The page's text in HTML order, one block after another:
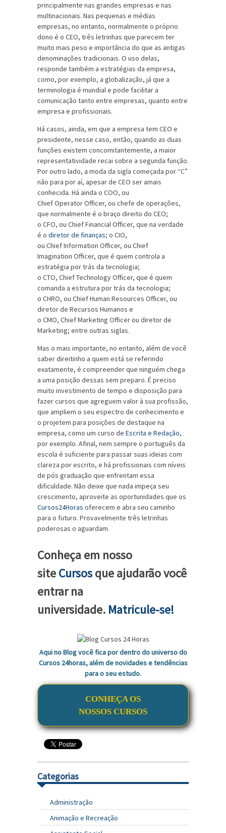
principalmente nas grandes empresas e nas
multinacionais. Nas pequenas e médias
empresas, no entanto, normalmente o próprio
dono é o CEO, três letrinhas que parecem ter
muito mais peso e importância do que as antigas
denominações tradicionais. O uso delas,
responde também a estratégias da empresa,
como, por exemplo, a globalização, já que a
terminologia é mundial e pode facilitar a
comunicação tanto entre empresas, quanto entre
empresa e profissionais.
Há casos, ainda, em que a empresa tem CEO e
presidente, nesse caso, então, quando as duas
funções existem concomitantemente, a maior
representatividade recai sobre a segunda função.
Por outro lado, a moda da sigla começada por “C”
não para por aí, apesar de CEO ser amais
conhecida. Há ainda o COO, ou
Chief Operator Officer, ou chefe de operações,
que normalmente é o braço direito do CEO;
o CFO, ou Chief Financial Officer, que na verdade
é o diretor de finanças; o CIO,
ou Chief Information Officer, ou Chief
Imagination Officer, que é quem controla a
estratégia por trás da tecnologia;
o CTO, Chief Technology Officer, que é quem
comanda a estrutura por trás da tecnologia;
o CHRO, ou Chief Human Resources Officer, ou
diretor de Recursos Humanos e
o CMO, Chief Marketing Officer ou diretor de
Marketing; entre outras siglas.
Mas o mais importante, no entanto, além de você
saber direitinho a quem está se referindo
exatamente, é compreender que ninguém chega
a uma posição dessas sem preparo. É preciso
muito investimento de tempo e disposição para
fazer cursos que agreguem valor à sua profissão,
que ampliem o seu espectro de conhecimento e
o projetem para posições de destaque na
empresa, como um curso de Escrita e Redação,
por exemplo. Afinal, nem sempre o português da
escola é suficiente para passar suas ideias com
clareza por escrito, e há profissionais com níveis
de pós graduação que enfrentam essa
dificuldade. Não deixe que nada impeça seu
crescimento, aproveite as oportunidades que os
Cursos24Horas oferecem e abra seu caminho
para o futuro. Provavelmente três letrinhas
poderosas o aguardam.
Conheça em nosso
siteCursosque ajudarão você
entrar na
universidade. Matricule-se!
Aqui no Blog você fica por dentro do universo do
Cursos 24horas, além de novidades e tendências
para o seu estudo.
CONHEÇA OS
NOSSOS CURSOS
Categorias
Administração
Animação e Recreação